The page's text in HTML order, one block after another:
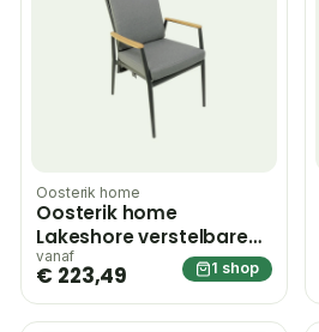
Oosterik home
Oosterik home
Lakeshore verstelbare
dining stoel midnight
grey – grijs
vanaf
€ 223,49 1 shop